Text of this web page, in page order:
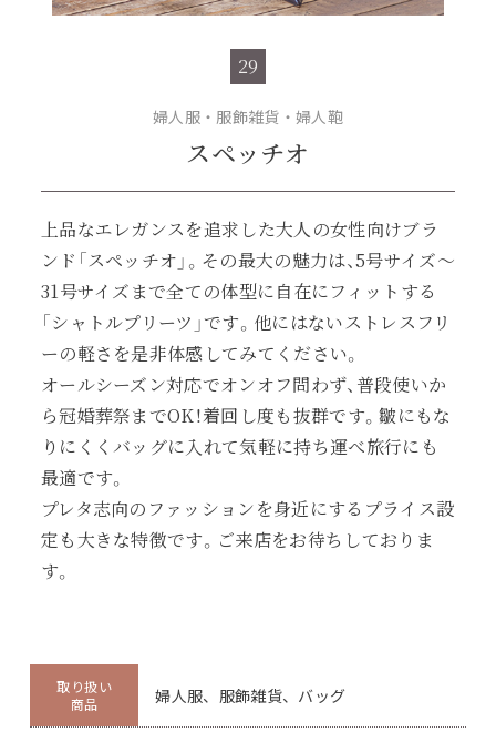
29
婦人服・服飾雑貨・婦人鞄
スペッチオ
上品なエレガンスを追求した大人の女性向けブラ
ンド「スペッチオ」。その最大の魅力は、5号サイズ～
31号サイズまで全ての体型に自在にフィットする
「シャトルプリーツ」です。他にはないストレスフリ
ーの軽さを是非体感してみてください。
オールシーズン対応でオンオフ問わず、普段使いか
ら冠婚葬祭までOK！着回し度も抜群です。皺にもな
りにくくバッグに入れて気軽に持ち運べ旅行にも
最適です。
プレタ志向のファッションを身近にするプライス設
定も大きな特徴です。ご来店をお待ちしておりま
す。
取り扱い
商品
婦人服、服飾雑貨、バッグ